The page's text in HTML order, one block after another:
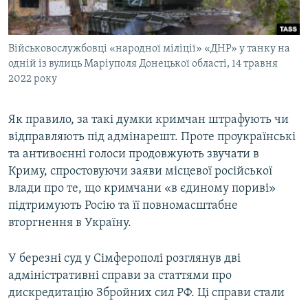
Військовослужбовці «народної міліції» «ДНР» у танку на
одній із вулиць Маріуполя Донецької області, 14 травня
2022 року
Як правило, за такі думки кримчан штрафують чи
відправляють під адмінарешт. Проте проукраїнські
та антивоєнні голоси продовжують звучати в
Криму, спростовуючи заяви місцевої російської
влади про те, що кримчани «в єдиному пориві»
підтримують Росію та її повномасштабне
вторгнення в Україну.
У березні суд у Сімферополі розглянув дві
адміністративні справи за статтями про
дискредитацію Збройних сил РФ. Ці справи стали